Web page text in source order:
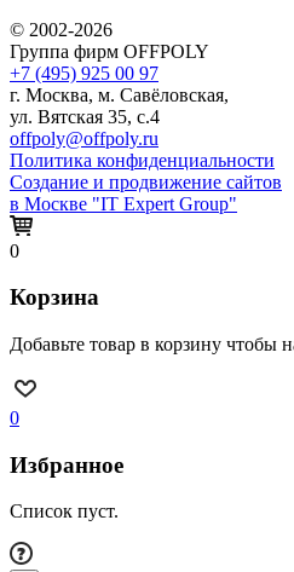
© 2002-2026
Группа фирм OFFPOLY
+7 (495) 925 00 97
г. Москва, м. Савёловская,
ул. Вятская 35, с.4
offpoly@offpoly.ru
Политика конфиденциальности
Создание и продвижение сайтов
в Москве "IT Expert Group"
0
Корзина
Добавьте товар в корзину чтобы
0
Избранное
Список пуст.